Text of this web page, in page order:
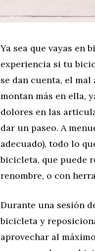
Ya sea que vayas en
experiencia si tu
se dan cuenta, el
montan más en ella,
dolores en las
dar un paseo. A
adecuado), todo lo
bicicleta, que puede
renombre, o con
Durante una sesión
bicicleta y
aprovechar al